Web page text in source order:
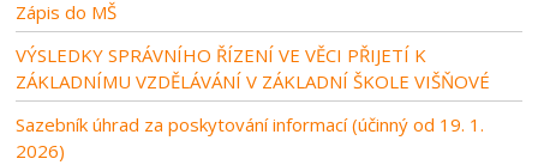
Zápis do MŠ
VÝSLEDKY SPRÁVNÍHO ŘÍZENÍ VE VĚCI PŘIJETÍ K
ZÁKLADNÍMU VZDĚLÁVÁNÍ V ZÁKLADNÍ ŠKOLE VIŠŇOVÉ
Sazebník úhrad za poskytování informací (účinný od 19. 1.
2026)